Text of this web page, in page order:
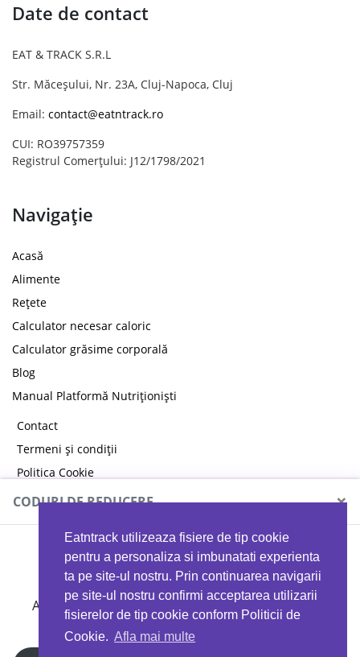
Eatntrack utilizeaza fisiere de tip cookie
pentru a personaliza si imbunatati experienta
ta pe site-ul nostru. Prin continuarea navigarii
pe site-ul nostru confirmi acceptarea utilizarii
fisierelor de tip cookie conform Politicii de
Cookie. Afla mai multe
Date de contact
EAT & TRACK S.R.L
Str. Măceșului, Nr. 23A, Cluj-Napoca, Cluj
Email: contact@eatntrack.ro
CUI: RO39757359
Registrul Comerțului: J12/1798/2021
Navigație
Acasă
Alimente
Rețete
Calculator necesar caloric
Calculator grăsime corporală
Blog
Manual Platformă Nutriționiști
Contact
Termeni și condiții
Politica Cookie
Politica de confidențialitate
CODURI DE REDUCERE ×
MYPROTEIN
Ai 40%reducere la orice comandă folosind codul
EATTRACK